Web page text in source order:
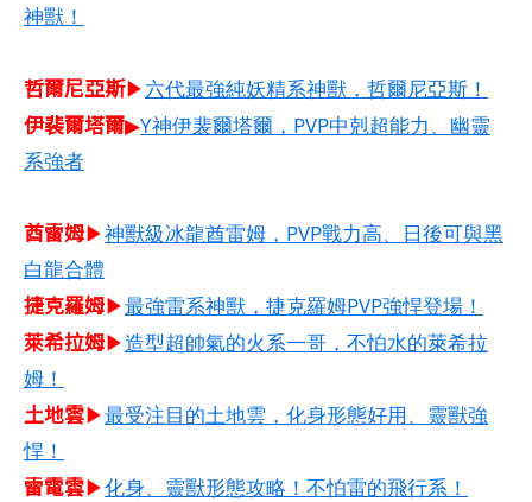
神獸！
哲爾尼亞斯​▶六代最強純妖精系神獸，哲爾尼亞斯！
伊裴爾塔爾▶Y神伊裴爾塔爾，PVP中剋超能力、幽靈
系強者
酋雷姆​▶神獸級冰龍酋雷姆，PVP戰力高、日後可與黑
白龍合體
捷克羅姆​▶最強雷系神獸，捷克羅姆PVP強悍登場！
萊希拉姆​▶造型超帥氣的火系一哥，不怕水的萊希拉
姆！
土地雲▶最受注目的土地雲，化身形態好用、靈獸強
悍！
雷電雲▶化身、靈獸形態攻略！不怕雷的飛行系！